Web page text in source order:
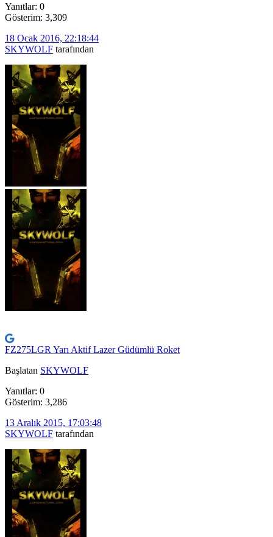
Yanıtlar: 0
Gösterim: 3,309
18 Ocak 2016, 22:18:44
SKYWOLF tarafından
FZ275LGR Yarı Aktif Lazer Güdümlü Roket
Başlatan SKYWOLF
Yanıtlar: 0
Gösterim: 3,286
13 Aralık 2015, 17:03:48
SKYWOLF tarafından